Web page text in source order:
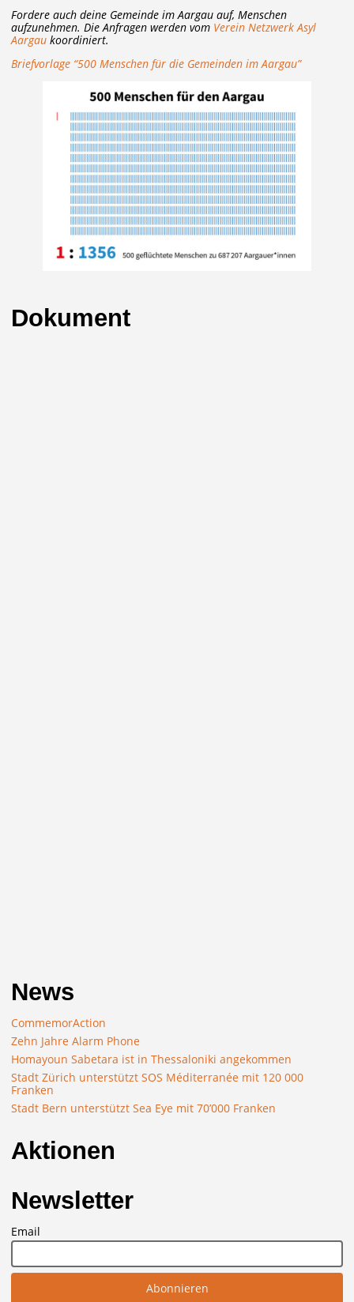
Fordere auch deine Gemeinde im Aargau auf, Menschen
aufzunehmen. Die Anfragen werden vom Verein Netzwerk Asyl
Aargau koordiniert.
Briefvorlage “500 Menschen für die Gemeinden im Aargau”
Dokument
News
CommemorAction
Zehn Jahre Alarm Phone
Homayoun Sabetara ist in Thessaloniki angekommen
Stadt Zürich unterstützt SOS Méditerranée mit 120 000
Franken
Stadt Bern unterstützt Sea Eye mit 70’000 Franken
Aktionen
Newsletter
Email